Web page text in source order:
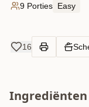
9 Porties Easy
16
Ingrediënten